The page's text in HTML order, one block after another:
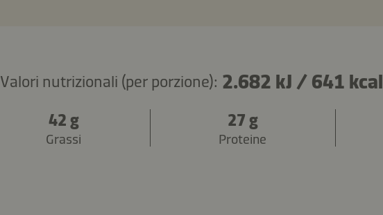
Valori nutrizionali (per porzione): 2.682 kJ / 641 kcal
42 g
Grassi
27 g
Proteine